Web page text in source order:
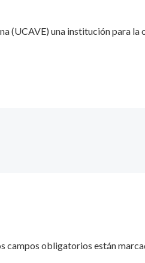
(UCAVE) una institución para
campos obligatorios están